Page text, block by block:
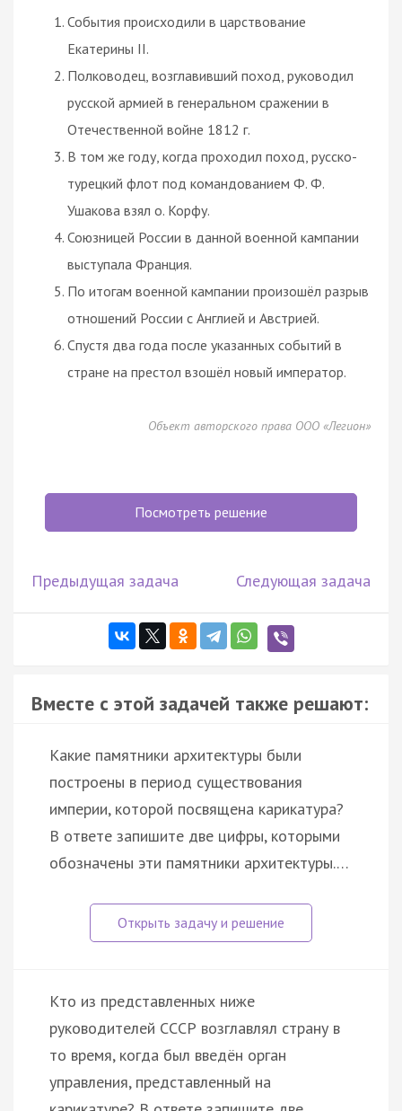
События происходили в царствование
Екатерины II.
Полководец, возглавивший поход, руководил
русской армией в генеральном сражении в
Отечественной войне 1812 г.
В том же году, когда проходил поход, русско-
турецкий флот под командованием Ф. Ф.
Ушакова взял о. Корфу.
Союзницей России в данной военной кампании
выступала Франция.
По итогам военной кампании произошёл разрыв
отношений России с Англией и Австрией.
Спустя два года после указанных событий в
стране на престол взошёл новый император.
Объект авторского права ООО «Легион»
Посмотреть решение
Предыдущая задача Следующая задача
Вместе с этой задачей также решают:
Какие памятники архитектуры были
построены в период существования
империи, которой посвящена карикатура?
В ответе запишите две цифры, которыми
обозначены эти памятники архитектуры.…
Кто из представленных ниже
руководителей СССР возглавлял страну в
то время, когда был введён орган
управления, представленный на